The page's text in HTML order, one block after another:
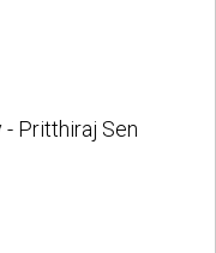
Pritthiraj Sen